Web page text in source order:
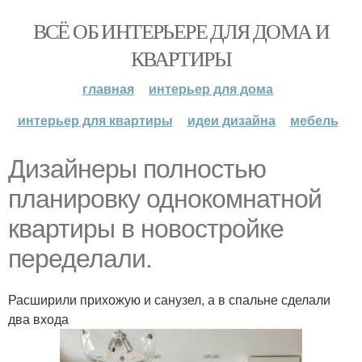
ВСЁ ОБ ИНТЕРЬЕРЕ ДЛЯ ДОМА И
КВАРТИРЫ
главная
интерьер для дома
интерьер для квартиры
идеи дизайна мебель
Дизайнеры полностью
планировку однокомнатной
квартиры в новостройке
переделали.
Расширили прихожую и санузел, а в спальне сделали
два входа